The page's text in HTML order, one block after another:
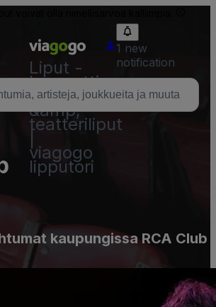
Liput -
konsertti,
urheilu
&amp;
teatteriliput
viagogo
lipputori
1 new
notification
kaupungissa RCA Club